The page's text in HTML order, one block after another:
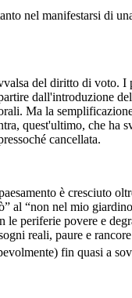
nel manifestarsi di
del diritto di
Ma la
quest'ultimo, che
cancellata.
è cresciuto
al “non nel mio
le periferie povere e
reali, paure e
fin quasi a